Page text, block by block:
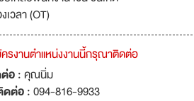
เวลา (OT)
รงานตำแหน่งงานนี้กรุณาติดต่อ
อ :คุณนิ่ม
ดต่อ :094-816-9933